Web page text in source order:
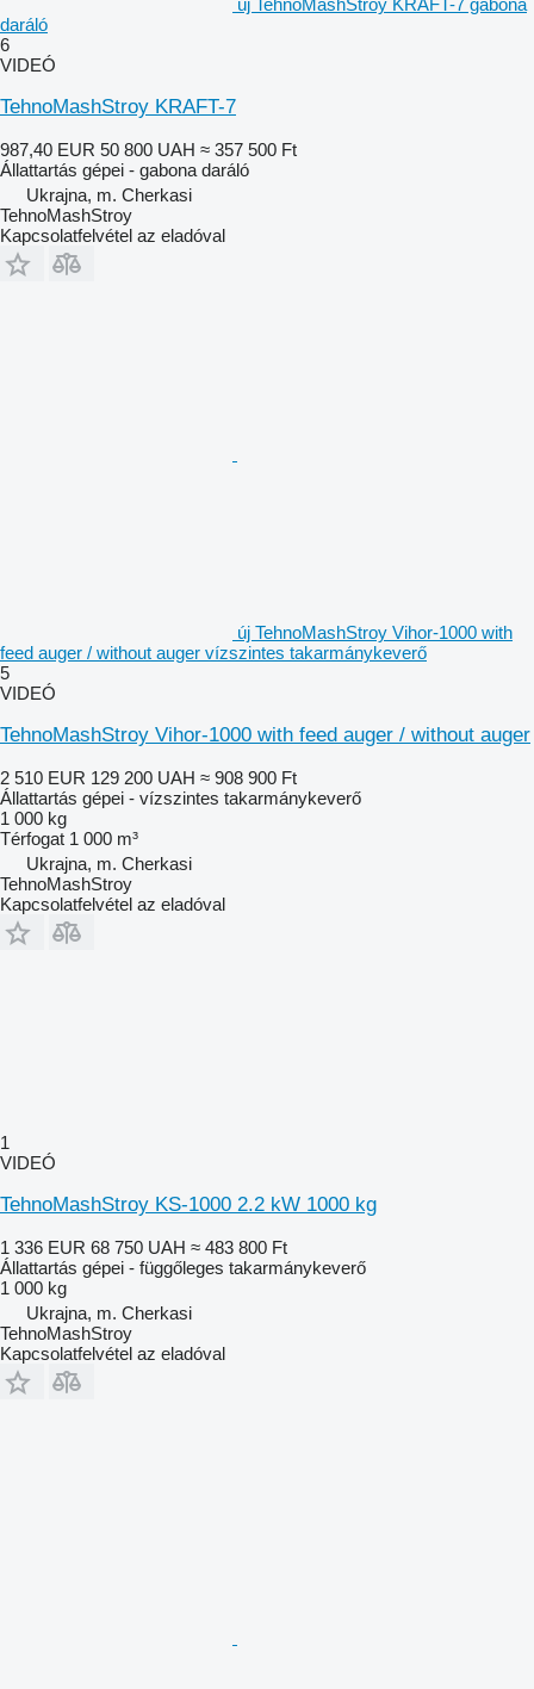
daráló
6
VIDEÓ
TehnoMashStroy KRAFT-7
987,40 EUR 50 800 UAH ≈ 357 500 Ft
Állattartás gépei - gabona daráló
Ukrajna, m. Cherkasi
TehnoMashStroy
Kapcsolatfelvétel az eladóval
új TehnoMashStroy Vihor-1000 with
feed auger / without auger vízszintes takarmánykeverő
5
VIDEÓ
TehnoMashStroy Vihor-1000 with feed auger / without auger
2 510 EUR 129 200 UAH ≈ 908 900 Ft
Állattartás gépei - vízszintes takarmánykeverő
1 000 kg
Térfogat 1 000 m³
Ukrajna, m. Cherkasi
TehnoMashStroy
Kapcsolatfelvétel az eladóval
1
VIDEÓ
TehnoMashStroy KS-1000 2.2 kW 1000 kg
1 336 EUR 68 750 UAH ≈ 483 800 Ft
Állattartás gépei - függőleges takarmánykeverő
1 000 kg
Ukrajna, m. Cherkasi
TehnoMashStroy
Kapcsolatfelvétel az eladóval